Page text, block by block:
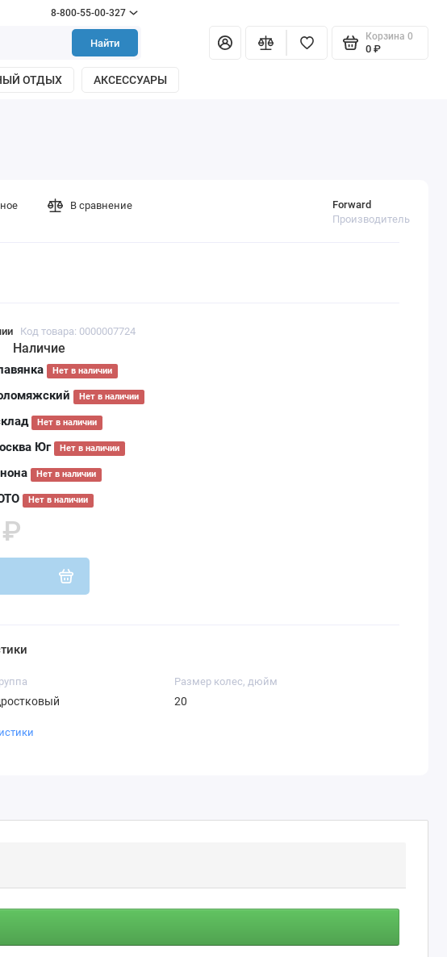
8-800-55-00-327
Найти
Корзина 0
0 ₽
ОТДЫХ АКСЕССУАРЫ
Код товара: 0000007724
Forward
Производитель
Наличие
Нет в наличии
Нет в наличии
Нет в наличии
Юг Нет в наличии
Нет в наличии
Нет в наличии
В сравнение
Размер колес, дюйм
20